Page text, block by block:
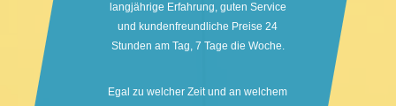
langjährige Erfahrung, guten Service
und kundenfreundliche Preise 24
Stunden am Tag, 7 Tage die Woche.
Egal zu welcher Zeit und an welchem